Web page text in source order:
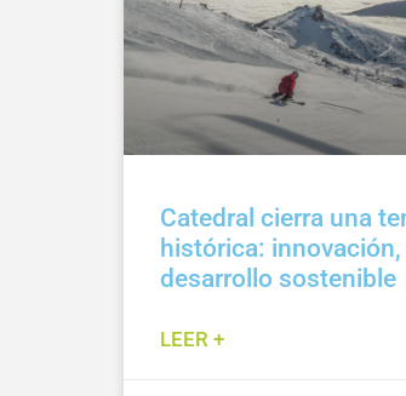
Catedral cierra una
histórica:
desarrollo sostenible
LEER +